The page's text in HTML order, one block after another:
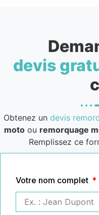
devis
Obtenez un devis
motoou remorquage
Remplissez ce
Votre nom complet